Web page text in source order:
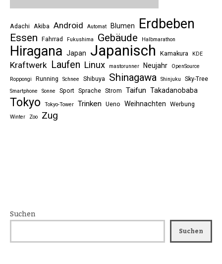
Adachi Akiba Android Automat Blumen Erdbeben
Essen Fahrrad Fukushima Gebäude Halbmarathon
Hiragana Japan Japanisch Kamakura KDE
Kraftwerk Laufen Linux mastorunner Neujahr
OpenSource
Roppongi
Running Schnee Shibuya Shinagawa Shinjuku Sky-Tree
Smartphone Sonne Sport Sprache Strom Taifun Takadanobaba
Tokyo Tokyo-Tower Trinken Ueno Weihnachten Werbung
Winter Zoo Zug
Suchen
Suchen